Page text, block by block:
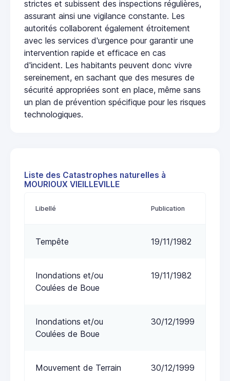
strictes et subissent des inspections régulières,
assurant ainsi une vigilance constante. Les
autorités collaborent également étroitement
avec les services d'urgence pour garantir une
intervention rapide et efficace en cas
d'incident. Les habitants peuvent donc vivre
sereinement, en sachant que des mesures de
sécurité appropriées sont en place, même sans
un plan de prévention spécifique pour les risques
technologiques.
Liste des Catastrophes naturelles à
MOURIOUX VIEILLEVILLE
Libellé Publication
Tempête 19/11/1982
Inondations et/ou
Coulées de Boue
19/11/1982
Inondations et/ou
Coulées de Boue
30/12/1999
Mouvement de Terrain 30/12/1999